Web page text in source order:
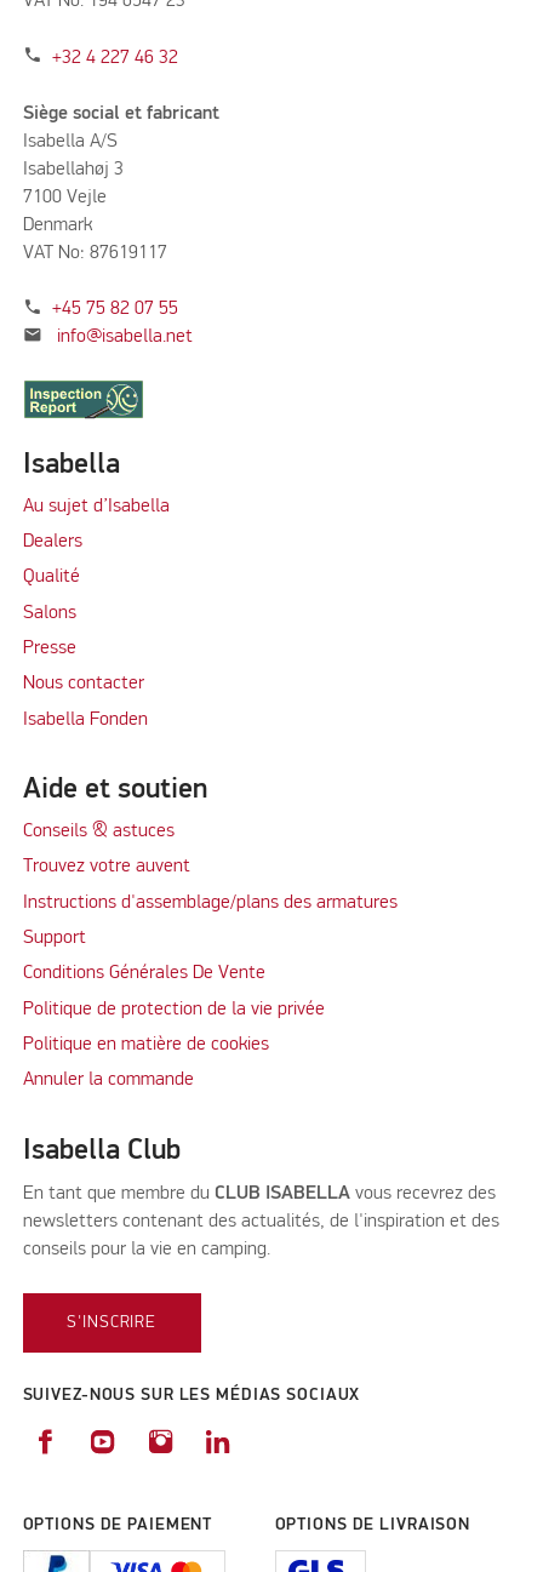
phone +32 4 227 46 32
Siège social et fabricant
Isabella A/S
Isabellahøj 3
7100 Vejle
Denmark
VAT No: 87619117
phone +45 75 82 07 55
mail info@isabella.net
Isabella
Au sujet d’Isabella
Dealers
Qualité
Salons
Presse
Nous contacter
Isabella Fonden
Aide et soutien
Conseils & astuces
Trouvez votre auvent
Instructions d'assemblage/plans des armatures
Support
Conditions Générales De Vente
Politique de protection de la vie privée
Politique en matière de cookies
Annuler la commande
Isabella Club
En tant que membre du CLUB ISABELLA vous recevrez des
newsletters contenant des actualités, de l'inspiration et des
conseils pour la vie en camping.
S'INSCRIRE
SUIVEZ-NOUS SUR LES MÉDIAS SOCIAUX
OPTIONS DE PAIEMENT OPTIONS DE LIVRAISON